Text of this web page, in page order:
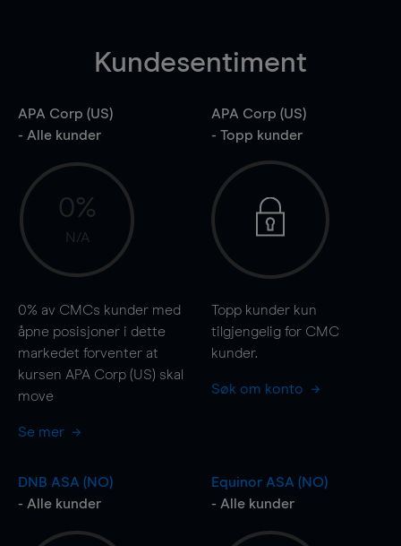
Kundesentiment
APA Corp (US)
- Alle kunder
0%
N/A
0% av CMCs kunder med
åpne posisjoner i dette
markedet forventer at
kursen APA Corp (US) skal
move
Se mer
APA Corp (US)
- Topp kunder
Topp kunder kun
tilgjengelig for CMC
kunder.
Søk om konto
DNB ASA (NO)
- Alle kunder
Equinor ASA (NO)
- Alle kunder